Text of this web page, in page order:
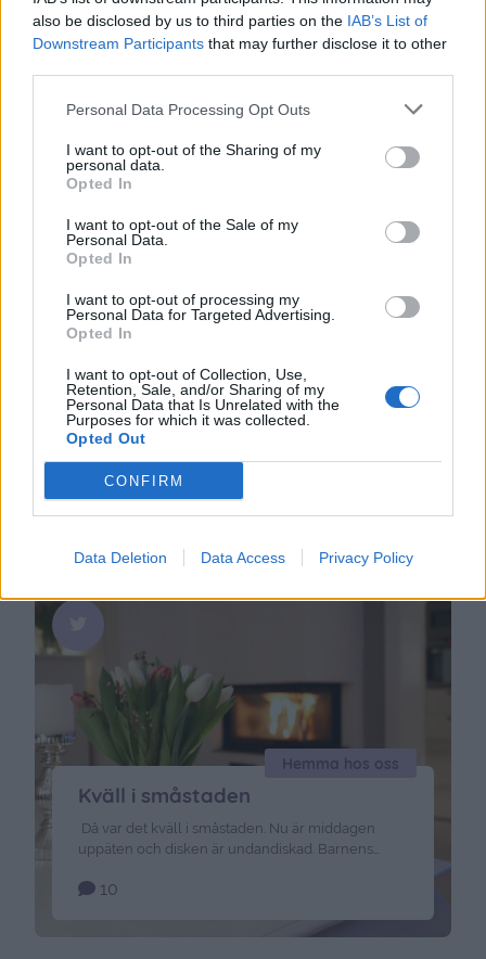
also be disclosed by us to third parties on the IAB’s List of
Downstream Participants that may further disclose it to other
Personal Data Processing Opt Outs
I want to opt-out of the Sharing of my
personal data.
Opted In
I want to opt-out of the Sale of my
Personal Data.
Opted In
I want to opt-out of processing my
Personal Data for Targeted Advertising.
Opted In
I want to opt-out of Collection, Use,
Retention, Sale, and/or Sharing of my
Personal Data that Is Unrelated with the
Purposes for which it was collected.
Opted Out
CONFIRM
Data Deletion Data Access Privacy Policy
dessertbok. Den har varit på gång sedan i höstas,
men det har blivit mer intensivt jobb med boken
nu efter jul kan …Continued
Nya soffbordet
Jeeeey, vilken glad överraskning jag fick igår när
soffbordet levererades redan då. Trodde det
skulle dröja flera veckor till. Vi har letat rätt länge,
och visste inte riktigt vad vi ville ha först. Men vi
tyckte att det kändes snyggt att bryta av allt det
vita här hemma med något naturmaterial. Och när
vi hittade detta …Continued
18
Hemma hos oss
Kväll i småstaden
Då var det kväll i småstaden. Nu är middagen
uppäten och disken är undandiskad. Barnens
datorjobb framför alla serier som dragit igång
serier och så lite tid. Smidigt när man kan slökolla
10
Hemma hos oss